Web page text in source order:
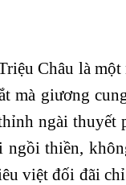
Châu là
mà giương
ngài thuyết
thiền,
việt đối đãi